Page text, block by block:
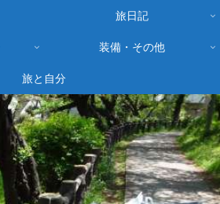
旅日記
装備・その他
旅と自分